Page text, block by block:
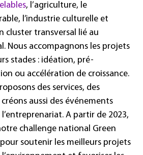
, l’agriculture, le
l’industrie culturelle et
cluster transversal lié au
Nous accompagnons les projets
stades : idéation, pré-
ou accélération de croissance.
des services, des
aussi des événements
A partir de 2023,
challenge national Green
pour soutenir les meilleurs projets